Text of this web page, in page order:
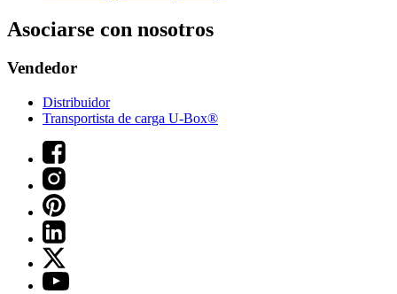
Asociarse con nosotros
Vendedor
Distribuidor
Transportista de carga U-Box®